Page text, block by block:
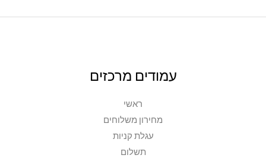
עמודים מרכזים
ראשי
מחירון משלוחים
עגלת קניות
תשלום